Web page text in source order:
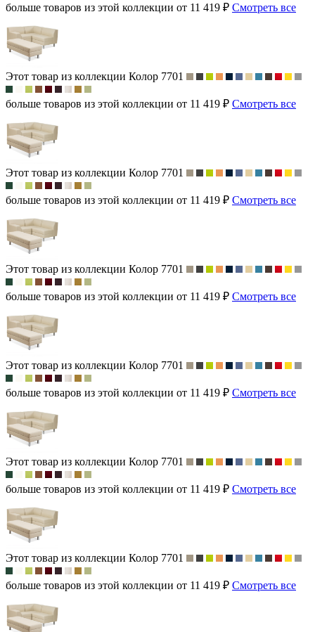
больше товаров из этой коллекции от 11 419 ₽ Смотреть все
Этот товар из коллекции Колор 7701
больше товаров из этой коллекции от 11 419 ₽ Смотреть все
Этот товар из коллекции Колор 7701
больше товаров из этой коллекции от 11 419 ₽ Смотреть все
Этот товар из коллекции Колор 7701
больше товаров из этой коллекции от 11 419 ₽ Смотреть все
Этот товар из коллекции Колор 7701
больше товаров из этой коллекции от 11 419 ₽ Смотреть все
Этот товар из коллекции Колор 7701
больше товаров из этой коллекции от 11 419 ₽ Смотреть все
Этот товар из коллекции Колор 7701
больше товаров из этой коллекции от 11 419 ₽ Смотреть все